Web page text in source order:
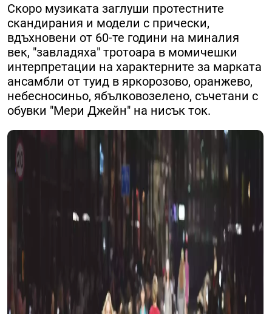
Скоро музиката заглуши протестните
скандирания и модели с прически,
вдъхновени от 60-те години на миналия
век, "завладяха" тротоара в момичешки
интерпретации на характерните за марката
ансамбли от туид в яркорозово, оранжево,
небесносиньо, ябълковозелено, съчетани с
обувки "Мери Джейн" на нисък ток.